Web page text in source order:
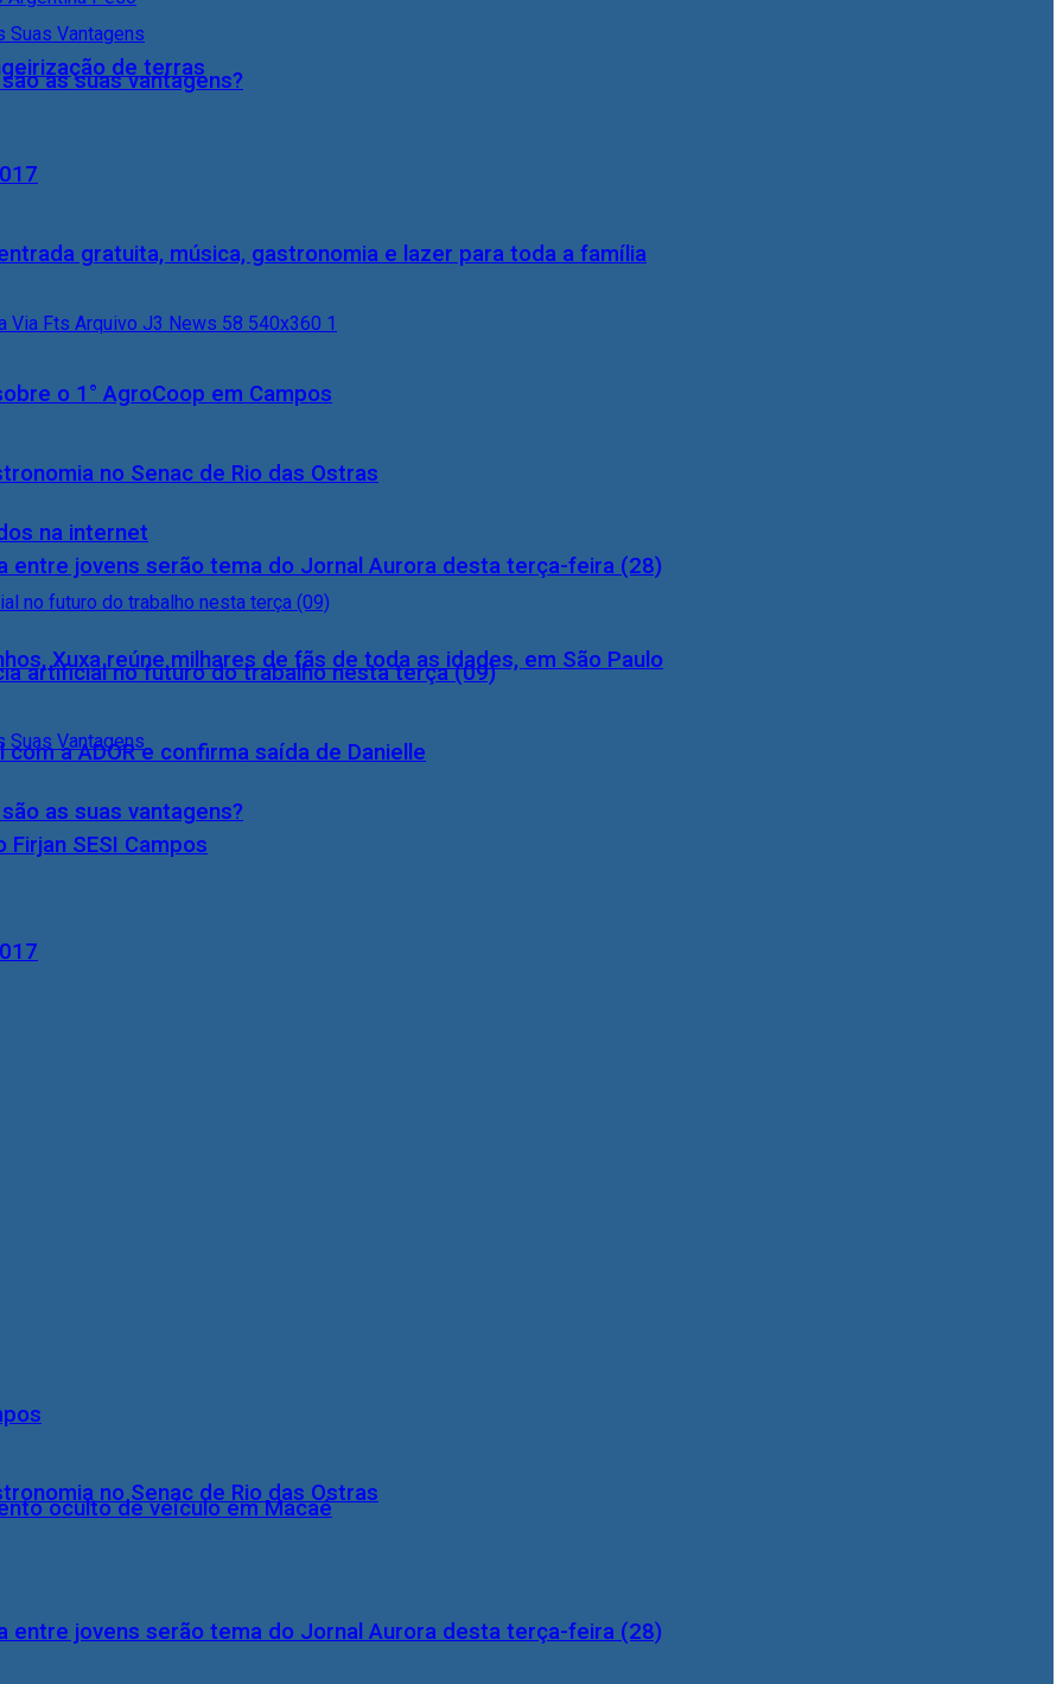
de terras
gratuita, música, gastronomia e lazer para toda a família
o 1° AgroCoop em Campos
na internet
artificial no futuro do trabalho nesta terça (09)
as suas vantagens?
no Senac de Rio das Ostras
entre jovens serão tema do Jornal Aurora desta terça-feira (28)
as suas vantagens?
no Senac de Rio das Ostras
entre jovens serão tema do Jornal Aurora desta terça-feira (28)
Xuxa reúne milhares de fãs de toda as idades, em São Paulo
a ADOR e confirma saída de Danielle
SESI Campos
oculto de veículo em Macaé